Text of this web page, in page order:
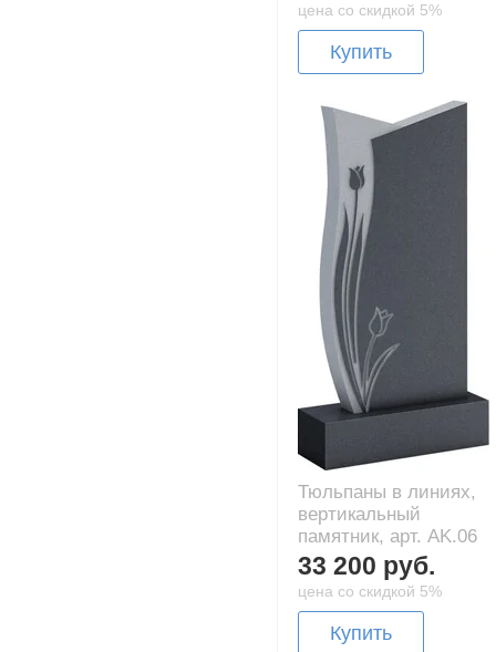
цена со скидкой 5%
Купить
Тюльпаны в линиях,
вертикальный
памятник, арт. AK.06
33 200 руб.
цена со скидкой 5%
Купить